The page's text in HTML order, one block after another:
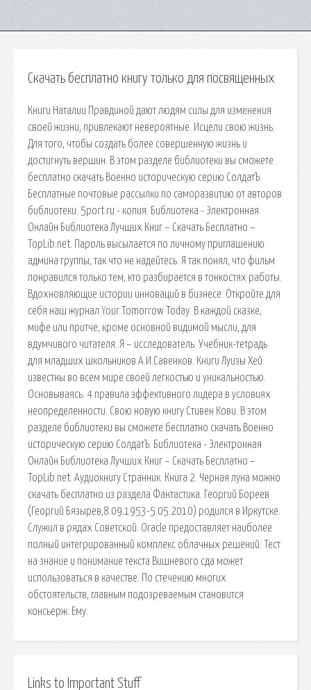
Скачать бесплатно книгу только для посвященных
Книги Наталии Правдиной дают людям силы для изменения
своей жизни, привлекают невероятные. Исцели свою жизнь.
Для того, чтобы создать более совершенную жизнь и
достигнуть вершин. В этом разделе библиотеки вы сможете
бесплатно скачать Военно историческую серию СолдатЪ.
Бесплатные почтовые рассылки по саморазвитию от авторов
библиотеки. 5port.ru - копия. Библиотека - Электронная
Онлайн Библиотека Лучших Книг – Скачать Бесплатно –
TopLib.net. Пароль высылается по личному приглашению
админа группы, так что не надейтесь. Я так понял, что фильм
понравился только тем, кто разбирается в тонкостях работы.
Вдохновляющие истории инноваций в бизнесе. Откройте для
себя наш журнал Your Tomorrow Today. В каждой сказке,
мифе или притче, кроме основной видимой мысли, для
вдумчивого читателя. Я – исследователь. Учебник-тетрадь
для младших школьников.А.И.Савенков. Книги Луизы Хей
известны во всем мире своей легкостью и уникальностью.
Основываясь. 4 правила эффективного лидера в условиях
неопределенности. Свою новую книгу Стивен Кови. В этом
разделе библиотеки вы сможете бесплатно скачать Военно
историческую серию СолдатЪ. Библиотека - Электронная
Онлайн Библиотека Лучших Книг – Скачать Бесплатно –
TopLib.net. Аудиокнигу Странник. Книга 2. Черная луна можно
скачать бесплатно из раздела Фантастика. Георгий Бореев
(Георгий Бязырев,8.09.1953-5.05.2010) родился в Иркутске.
Служил в рядах Советской. Oracle предоставляет наиболее
полный интегрированный комплекс облачных решений. Тест
на знание и понимание текста Вишневого сда может
использоваться в качестве. По стечению многих
обстоятельств, главным подозреваемым становится
консьерж. Ему.
Links to Important Stuff